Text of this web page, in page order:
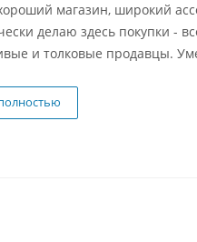
магазин, широкий
делаю здесь покупки -
и толковые продавцы.